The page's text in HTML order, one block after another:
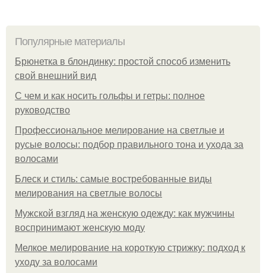
Популярные материалы
Брюнетка в блондинку: простой способ изменить
свой внешний вид
С чем и как носить гольфы и гетры: полное
руководство
Профессиональное мелирование на светлые и
русые волосы: подбор правильного тона и ухода за
волосами
Блеск и стиль: самые востребованные виды
мелирования на светлые волосы
Мужской взгляд на женскую одежду: как мужчины
воспринимают женскую моду
Мелкое мелирование на короткую стрижку: подход к
уходу за волосами